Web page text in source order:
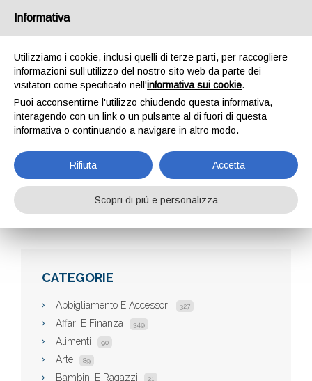
ALBENMOORE
Aziende Albenmoore
CATEGORIE
Abbigliamento E Accessori 327
Affari E Finanza 349
Alimenti 90
Arte 89
Bambini E Ragazzi 21
Informativa
Utilizziamo i cookie, inclusi quelli di terze parti, per raccogliere
informazioni sull’utilizzo del nostro sito web da parte dei
visitatori come specificato nell'informativa sui cookie.
Puoi acconsentirne l'utilizzo chiudendo questa informativa,
interagendo con un link o un pulsante al di fuori di questa
informativa o continuando a navigare in altro modo.
Rifiuta Accetta
Scopri di più e personalizza